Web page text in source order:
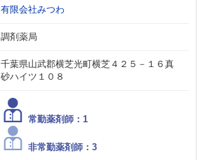
有限会社みつわ
調剤薬局
千葉県山武郡横芝光町横芝４２５－１６真
砂ハイツ１０８
常勤薬剤師：1
非常勤薬剤師：3